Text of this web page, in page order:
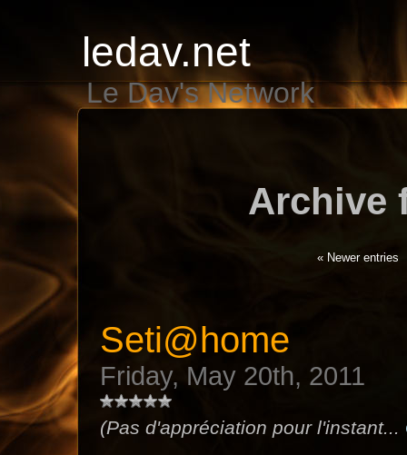
ledav.net
Le Dav's Network
Archive
« Newer entries
Seti@home
Friday, May 20th, 2011
(Pas d'appréciation pour l'instant...